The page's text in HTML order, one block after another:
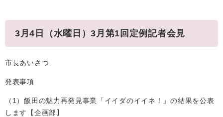
3月4日（水曜日）3月第1回定例記者会見
市長あいさつ
発表事項
（1）飯田の魅力再発見事業「イイダのイイネ！」の結果を公表
します【企画部】